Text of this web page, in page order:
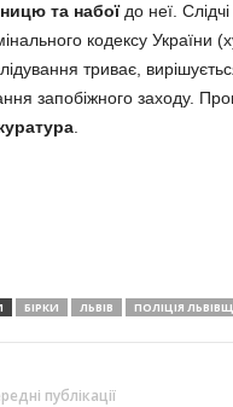
та набоїдо неї.
кодексу України
триває,
запобіжного заходу.
.
БІРКИ ЛЬВІВ ПОЛІЦІЯ
публікації